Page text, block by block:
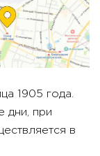
1905 года
дни, при
в